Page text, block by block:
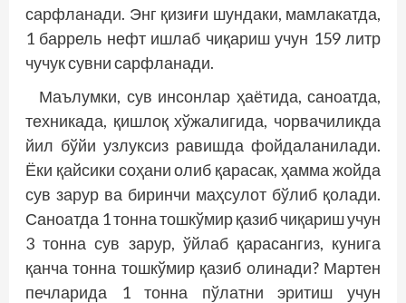
сарфланади. Энг қизиғи шундаки, мамлакатда,
1 баррель нефт ишлаб чиқариш учун 159 литр
чучук сувни сарфланади.
Маълумки, сув инсонлар ҳаётида, саноатда,
техникада, қишлоқ хўжалигида, чорвачиликда
йил бўйи узлуксиз равишда фойдаланилади.
Ёки қайсики соҳани олиб қарасак, ҳамма жойда
сув зарур ва биринчи маҳсулот бўлиб қолади.
Саноатда 1 тонна тошкўмир қазиб чиқариш учун
3 тонна сув зарур, ўйлаб қарасангиз, кунига
қанча тонна тошкўмир қазиб олинади? Мартен
печларида 1 тонна пўлатни эритиш учун